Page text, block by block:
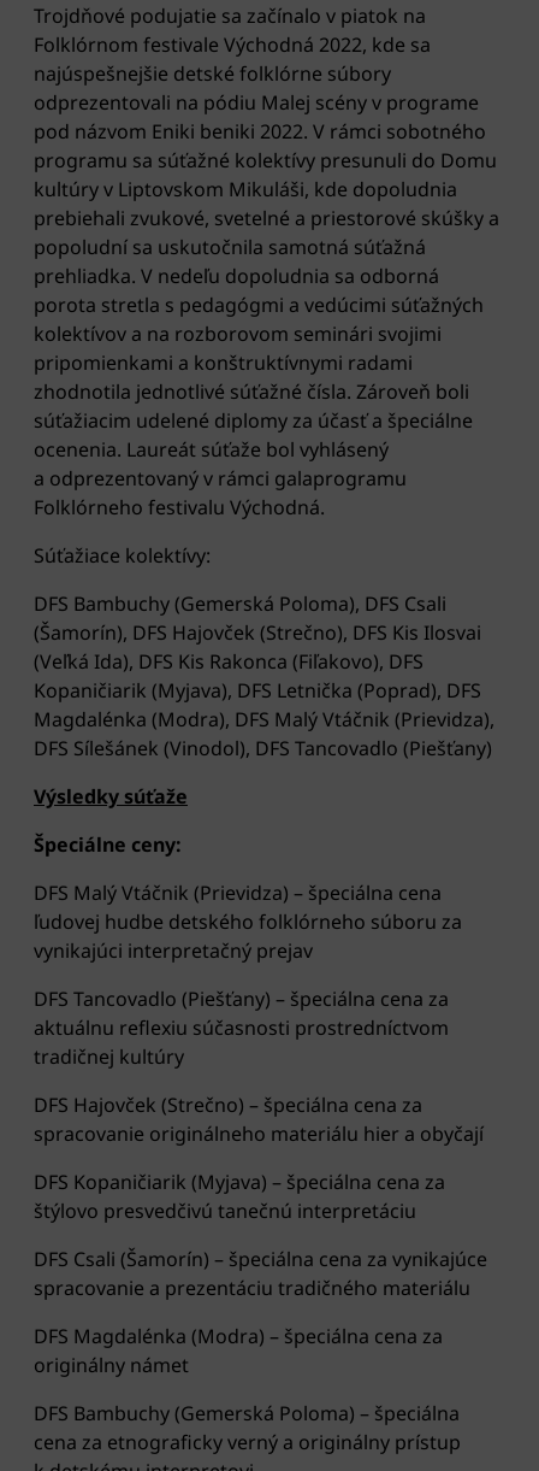
Trojdňové podujatie sa začínalo v piatok na
Folklórnom festivale Východná 2022, kde sa
najúspešnejšie detské folklórne súbory
odprezentovali na pódiu Malej scény v programe
pod názvom Eniki beniki 2022. V rámci sobotného
programu sa súťažné kolektívy presunuli do Domu
kultúry v Liptovskom Mikuláši, kde dopoludnia
prebiehali zvukové, svetelné a priestorové skúšky a
popoludní sa uskutočnila samotná súťažná
prehliadka. V nedeľu dopoludnia sa odborná
porota stretla s pedagógmi a vedúcimi súťažných
kolektívov a na rozborovom seminári svojimi
pripomienkami a konštruktívnymi radami
zhodnotila jednotlivé súťažné čísla. Zároveň boli
súťažiacim udelené diplomy za účasť a špeciálne
ocenenia. Laureát súťaže bol vyhlásený
a odprezentovaný v rámci galaprogramu
Folklórneho festivalu Východná.
Súťažiace kolektívy:
DFS Bambuchy (Gemerská Poloma), DFS Csali
(Šamorín), DFS Hajovček (Strečno), DFS Kis Ilosvai
(Veľká Ida), DFS Kis Rakonca (Fiľakovo), DFS
Kopaničiarik (Myjava), DFS Letnička (Poprad), DFS
Magdalénka (Modra), DFS Malý Vtáčnik (Prievidza),
DFS Sílešánek (Vinodol), DFS Tancovadlo (Piešťany)
Výsledky súťaže
Špeciálne ceny:
DFS Malý Vtáčnik (Prievidza) – špeciálna cena
ľudovej hudbe detského folklórneho súboru za
vynikajúci interpretačný prejav
DFS Tancovadlo (Piešťany) – špeciálna cena za
aktuálnu reflexiu súčasnosti prostredníctvom
tradičnej kultúry
DFS Hajovček (Strečno) – špeciálna cena za
spracovanie originálneho materiálu hier a obyčají
DFS Kopaničiarik (Myjava) – špeciálna cena za
štýlovo presvedčivú tanečnú interpretáciu
DFS Csali (Šamorín) – špeciálna cena za vynikajúce
spracovanie a prezentáciu tradičného materiálu
DFS Magdalénka (Modra) – špeciálna cena za
originálny námet
DFS Bambuchy (Gemerská Poloma) – špeciálna
cena za etnograficky verný a originálny prístup